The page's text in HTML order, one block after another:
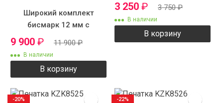
Широкий комплект
бисмарк 12 мм с
крестиком
9 900 ₽ 11 900₽
В наличии
В корзину
3 250 ₽ 3 750₽
В наличии
В корзину
-20% -22%